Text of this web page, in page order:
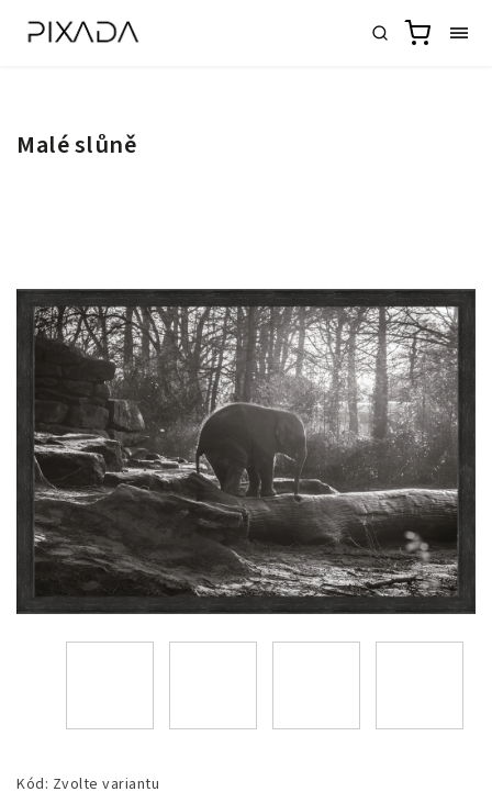
Malé slůně
Kód: Zvolte variantu